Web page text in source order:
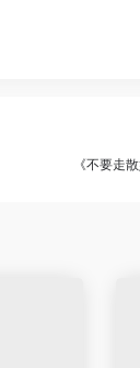
《不要走